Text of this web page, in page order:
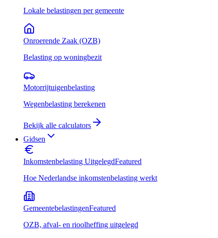
Lokale belastingen per gemeente
Onroerende Zaak (OZB)
Belasting op woningbezit
Motorrijtuigenbelasting
Wegenbelasting berekenen
Bekijk alle calculators
Gidsen
Inkomstenbelasting UitgelegdFeatured
Hoe Nederlandse inkomstenbelasting werkt
GemeentebelastingenFeatured
OZB, afval- en rioolheffing uitgelegd